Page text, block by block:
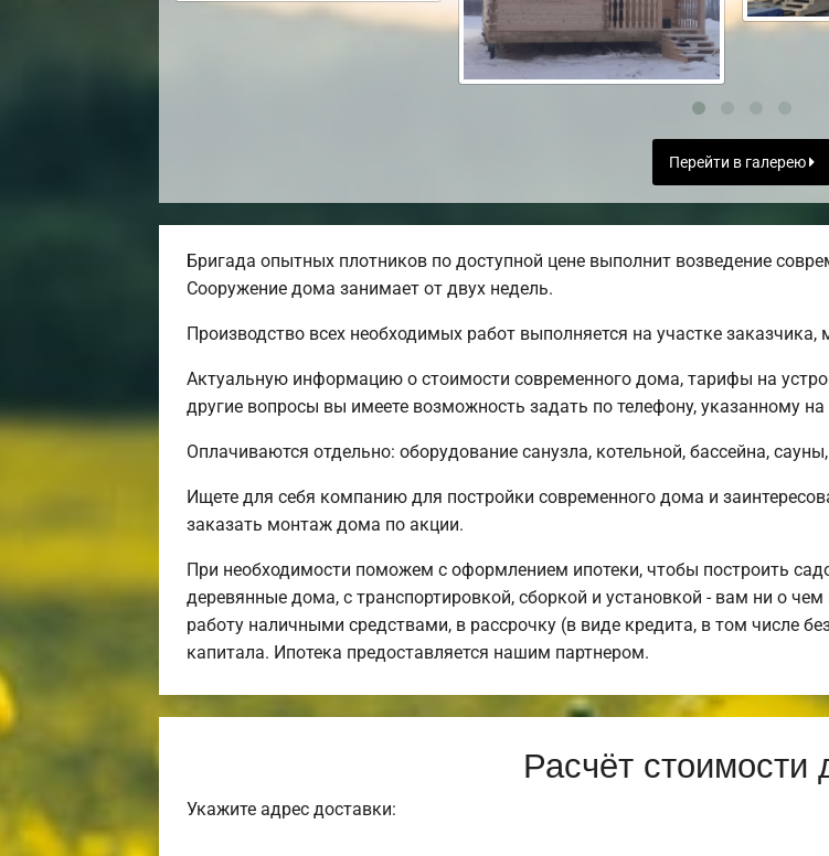
Перейти в галерею
Бригада опытных плотников по доступной цене выполнит возведение
Сооружение дома занимает от двух недель.
Производство всех необходимых работ выполняется на участке
Актуальную информацию о стоимости современного дома, тарифы на
другие вопросы вы имеете возможность задать по телефону, указанному на
Оплачиваются отдельно: оборудование санузла, котельной, бассейна,
Ищете для себя компанию для постройки современного дома и
заказать монтаж дома по акции.
При необходимости поможем с оформлением ипотеки, чтобы построить
деревянные дома, с транспортировкой, сборкой и установкой - вам ни о
работу наличными средствами, в рассрочку (в виде кредита, в том числе
капитала. Ипотека предоставляется нашим партнером.
Расчёт стоимости
Укажите адрес доставки: